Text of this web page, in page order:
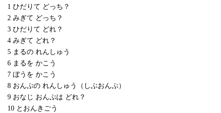
1 ひだりて どっち？
2 みぎて どっち？
3 ひだりて どれ？
4 みぎて どれ？
5 まるの れんしゅう
6 まるを かこう
7 ぼうを かこう
8 おんぷの れんしゅう（しぶおんぷ）
9 おなじ おんぷは どれ？
10 とおんきごう